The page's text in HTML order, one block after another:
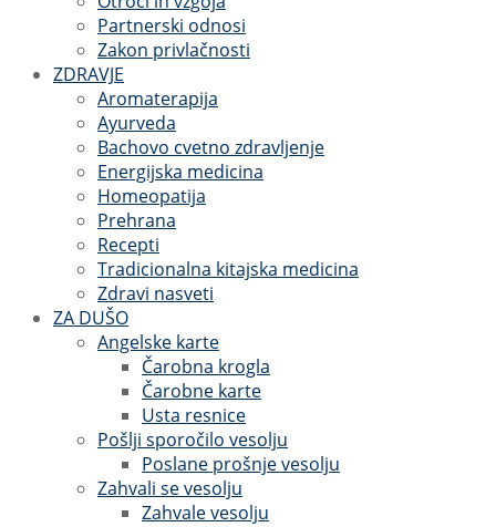
Partnerski odnosi
Zakon privlačnosti
ZDRAVJE
Aromaterapija
Ayurveda
Bachovo cvetno zdravljenje
Energijska medicina
Homeopatija
Prehrana
Recepti
Tradicionalna kitajska medicina
Zdravi nasveti
ZA DUŠO
Angelske karte
Čarobna krogla
Čarobne karte
Usta resnice
Pošlji sporočilo vesolju
Poslane prošnje vesolju
Zahvali se vesolju
Zahvale vesolju